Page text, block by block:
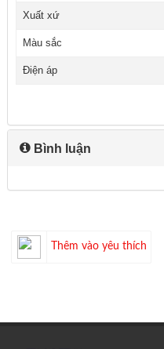
Xuất xứ
Màu sắc
Điện áp
Bình luận
Thêm vào yêu thích